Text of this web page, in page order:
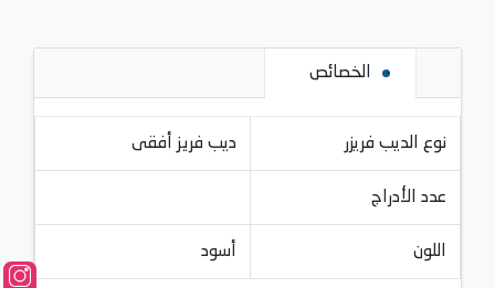
الخصائص
نوع الديب فريزر ديب فريز أفقى
عدد الأدراج
اللون أسود